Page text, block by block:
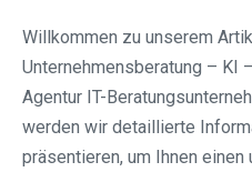
Willkommen zu unserem
Unternehmensberatung – KI
Agentur IT-
werden wir detaillierte
präsentieren, um Ihnen